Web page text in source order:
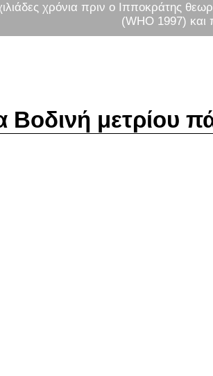
χρόνια πριν ο Ιπποκράτης
(WHO 1997) και
μετρίου